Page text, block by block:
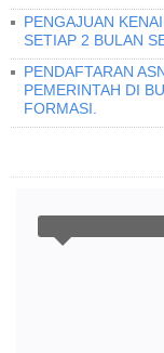
PENGAJUAN
SETIAP 2 BULAN
PENDAFTARAN
PEMERINTAH DI
FORMASI.